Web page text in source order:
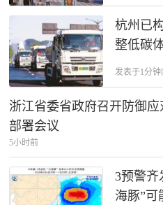
杭州已
整低碳
发表于1分钟
浙江省委省政府召开防御应
部署会议
5小时前
3预警齐
海豚”可